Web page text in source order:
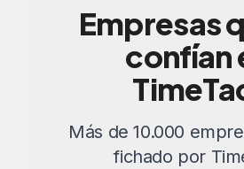
Empresas
confían
Más de 10.000
fichado por